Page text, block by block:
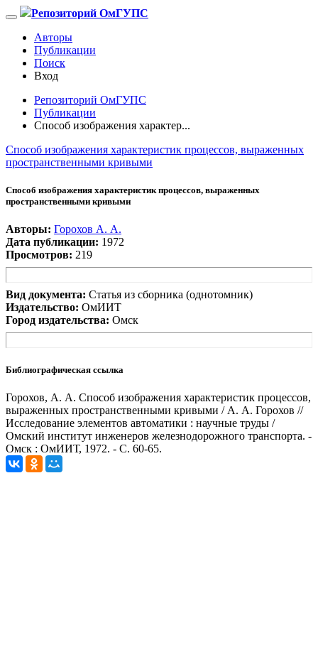
Репозиторий ОмГУПС
Авторы
Публикации
Поиск
Вход
Репозиторий ОмГУПС
Публикации
Способ изображения характер...
Способ изображения характеристик процессов, выраженных
пространственными кривыми
Способ изображения характеристик процессов, выраженных
пространственными кривыми
Авторы: Горохов А. А.
Дата публикации: 1972
Просмотров: 219
Вид документа: Статья из сборника (однотомник)
Издательство: ОмИИТ
Город издательства: Омск
Библиографическая ссылка
Горохов, А. А. Способ изображения характеристик процессов,
выраженных пространственными кривыми / А. А. Горохов //
Исследование элементов автоматики : научные труды /
Омский институт инженеров железнодорожного транспорта. -
Омск : ОмИИТ, 1972. - С. 60-65.